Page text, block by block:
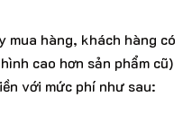
mua hàng, khách hàng có
cao hơn sản phẩm cũ)
với mức phí như sau: